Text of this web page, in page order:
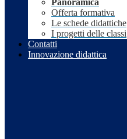
Panoramica
Offerta formativa
Le schede didattiche
I progetti delle classi
Contatti
Innovazione didattica